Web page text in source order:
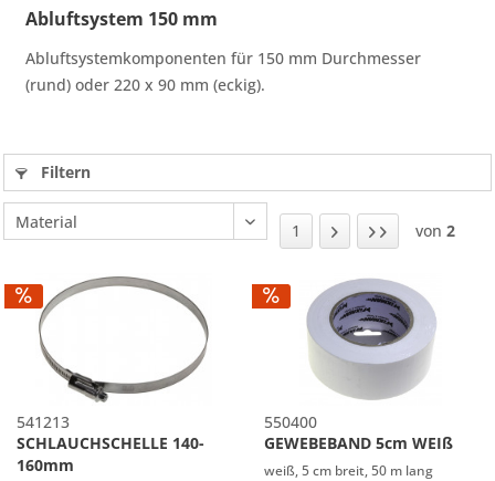
Abluftsystem 150 mm
Abluftsystemkomponenten für 150 mm Durchmesser
(rund) oder 220 x 90 mm (eckig).
Filtern
1 von 2
541213
SCHLAUCHSCHELLE 140-
160mm
550400
GEWEBEBAND 5cm WEIß
weiß, 5 cm breit, 50 m lang